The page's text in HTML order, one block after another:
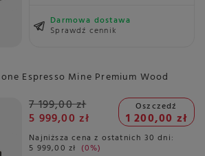
Darmowa dostawa
Sprawdź cennik
Espresso Mine Premium Wood
7 199,00 zł
5 999,00 zł
Oszczedź
1 200,00 zł
Najniższa cena z ostatnich 30 dni:
5 999,00 zł 0%